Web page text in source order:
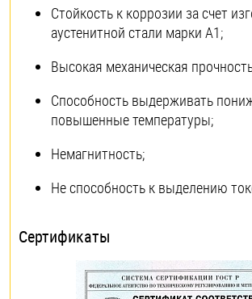
Стойкость к коррозии за счет
аустенитной стали марки А1;
Высокая механическая
Способность выдерживать
повышенные температуры;
Немагнитность;
Не способность к выделению
Сертификаты